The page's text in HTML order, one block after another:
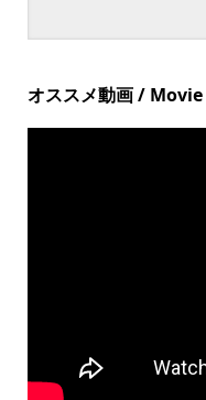
オススメ動画 / Movie